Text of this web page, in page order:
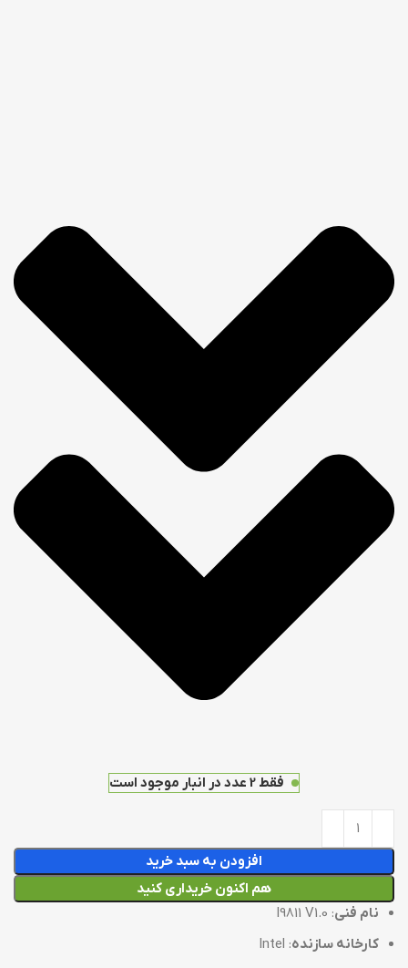
فقط 2 عدد در انبار موجود است
افزودن به سبد خرید
هم اکنون خریداری کنید
نام فنی: I9811 V1.0
کارخانه سازنده: Intel